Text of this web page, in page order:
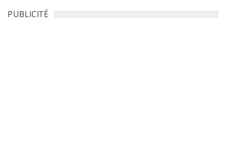
PUBLICITÉ